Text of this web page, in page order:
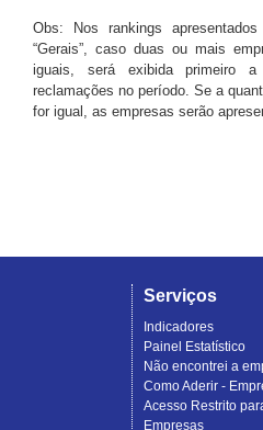
Obs: Nos rankings
“Gerais”, caso duas ou mais
iguais, será exibida primeiro
reclamações no período. Se a
for igual, as empresas serão
Serviços
Indicadores
Painel Estatístico
Não encontrei a
Como Aderir -
Acesso Restrito
Empresas